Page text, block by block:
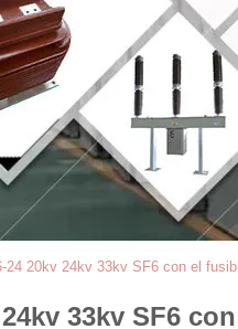
24 20kv 24kv 33kv SF6 con el
33kv SF6